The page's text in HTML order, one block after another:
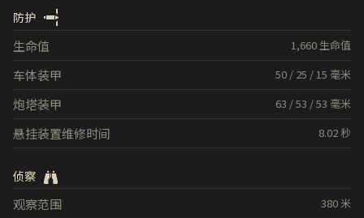
防护
1,660 生命值
生命值
50 / 25 /15 毫米
车体装甲
63 /53 /53 毫米
炮塔装甲
8.02 秒
悬挂装置维修时间
侦察
380米
观察范围